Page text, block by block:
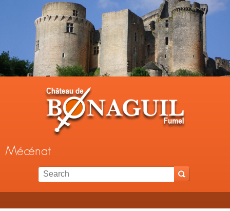
Jump to navigation
Mécénat